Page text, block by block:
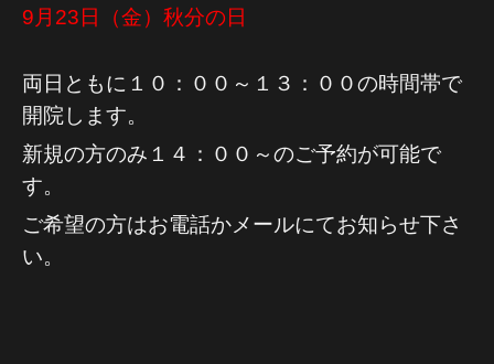
9月23日（金）秋分の日
両日ともに１０：００～１３：００の時間帯で
開院します。
新規の方のみ１４：００～のご予約が可能で
す。
ご希望の方はお電話かメールにてお知らせ下さ
い。